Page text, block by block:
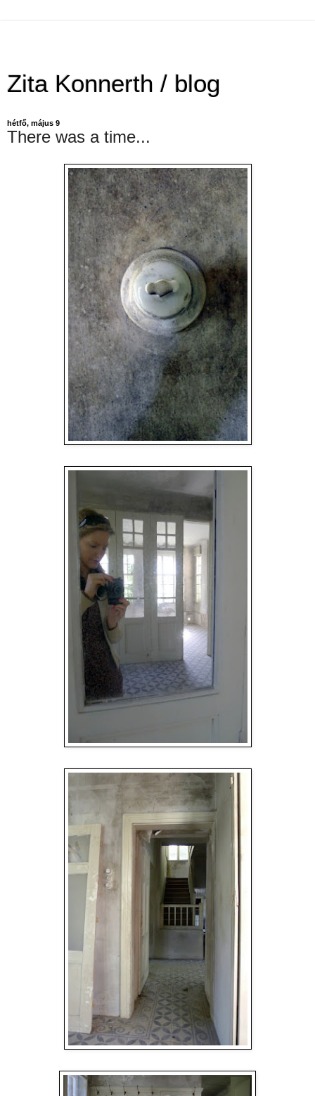
Zita Konnerth / blog
hétfő, május 9
There was a time...